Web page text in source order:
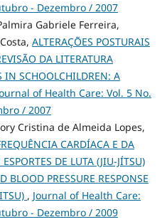
- Dezembro / 2007
Gabriele Ferreira,
ALTERAÇÕES POSTURAIS
DA LITERATURA
IN SCHOOLCHILDREN: A
of Health Care: Vol. 5 No.
/ 2007
Cristina de Almeida Lopes,
CARDÍACA E DA
DE LUTA (JIU-JÍTSU)
BLOOD PRESSURE RESPONSE
, Journal of Health Care:
- Dezembro / 2009